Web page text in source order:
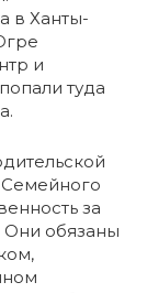
в Ханты-
и
туда
Семейного
за
Они обязаны